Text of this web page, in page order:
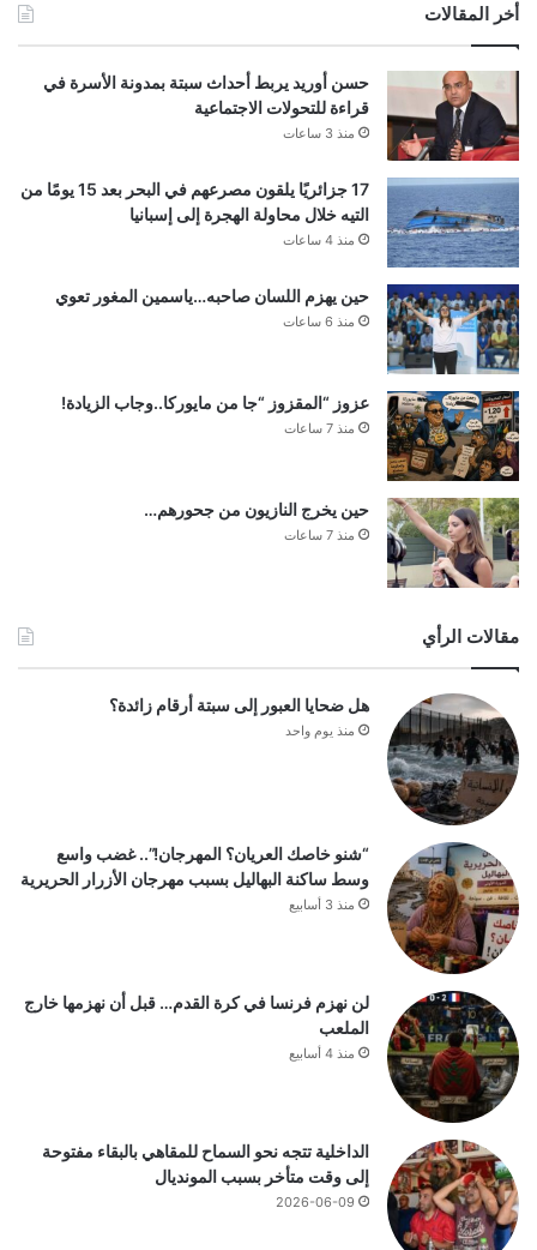
أخر المقالات
حسن أوريد يربط أحداث سبتة بمدونة الأسرة في
قراءة للتحولات الاجتماعية
منذ 3 ساعات
17 جزائريًا يلقون مصرعهم في البحر بعد 15 يومًا من
التيه خلال محاولة الهجرة إلى إسبانيا
منذ 4 ساعات
حين يهزم اللسان صاحبه…ياسمين المغور تعوي
منذ 6 ساعات
عزوز “المقزوز “جا من مايوركا..وجاب الزيادة!
منذ 7 ساعات
حين يخرج النازيون من جحورهم…
منذ 7 ساعات
مقالات الرأي
هل ضحايا العبور إلى سبتة أرقام زائدة؟
منذ يوم واحد
“شنو خاصك العريان؟ المهرجان!”.. غضب واسع
وسط ساكنة البهاليل بسبب مهرجان الأزرار الحريرية
منذ 3 أسابيع
لن نهزم فرنسا في كرة القدم… قبل أن نهزمها خارج
الملعب
منذ 4 أسابيع
الداخلية تتجه نحو السماح للمقاهي بالبقاء مفتوحة
إلى وقت متأخر بسبب المونديال
2026-06-09